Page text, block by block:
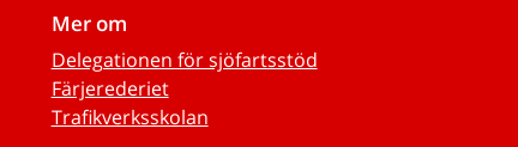
Mer om
Delegationen för sjöfartsstöd
Färjerederiet
Trafikverksskolan